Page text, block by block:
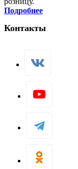
Подробнее